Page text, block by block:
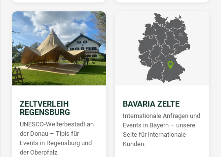
ZELTVERLEIH
REGENSBURG
UNESCO-Welterbestadt an
der Donau – Tipis für
Events in Regensburg und
der Oberpfalz.
BAVARIA ZELTE
Internationale Anfragen und
Events in Bayern – unsere
Seite für internationale
Kunden.